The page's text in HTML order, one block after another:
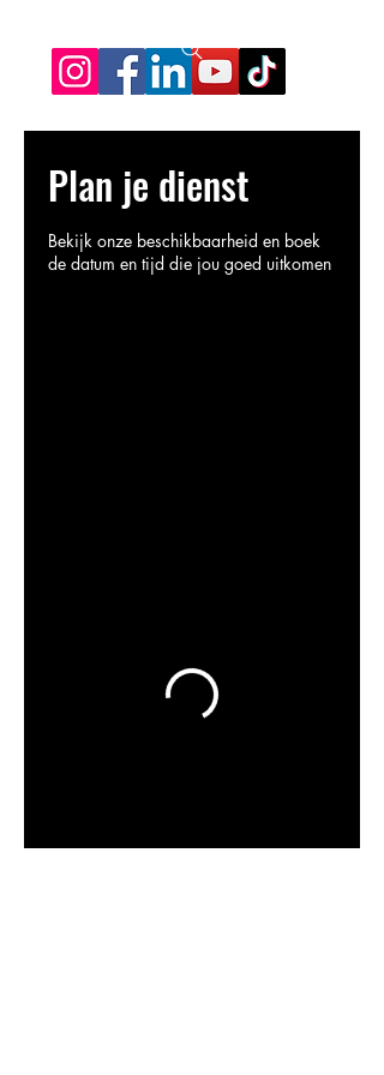
Plan je dienst
Bekijk onze beschikbaarheid en boek
de datum en tijd die jou goed uitkomen